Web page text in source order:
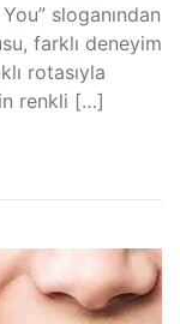
sloganından
farklı deneyim
rotasıyla
renkli […]